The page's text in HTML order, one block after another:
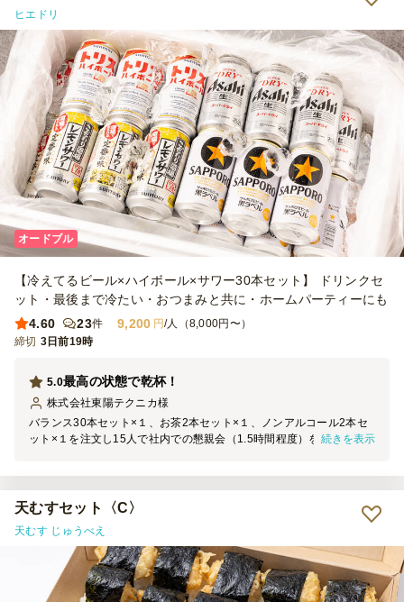
ヒエドリ
オードブル
【冷えてるビール×ハイボール×サワー30本セット】 ドリンクセ
ット・最後まで冷たい・おつまみと共に・ホームパーティーにも
4.60
23件 9,200 円/人（8,000円〜）
締切 3日前19時
最高の状態で乾杯！
5.0
株式会社東陽テクニカ様
バランス30本セット×１、お茶2本セット×１、ノンアルコール2本セ
ット×１を注文し15人で社内での懇親会（1.5時間程度）を行いまし
状態は 暑いこの季節、最高に美味しそうに見えます。また利用させ
ていただきます。
続きを表示
天むすセット〈C〉
天むす じゅうべえ